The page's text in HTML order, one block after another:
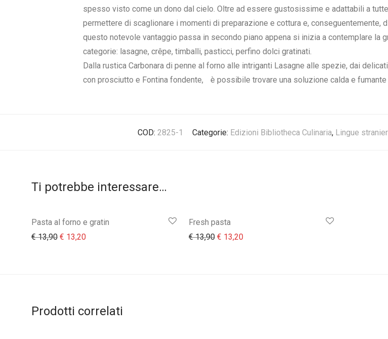
spesso visto come un dono dal cielo. Oltre ad essere gustosissime e adattabili a
permettere di scaglionare i momenti di preparazione e cottura e,
questo notevole vantaggio passa in secondo piano appena si inizia a contemplare la
categorie: lasagne, crêpe, timballi, pasticci, perfino dolci gratinati.
Dalla rustica Carbonara di penne al forno alle intriganti Lasagne alle spezie, dai
con prosciutto e Fontina fondente, è possibile trovare una soluzione calda e fumante
COD: 2825-1 Categorie: Edizioni Bibliotheca Culinaria, Lingue
Ti potrebbe interessare…
Pasta al forno e gratin
€13,90 Il prezzo originale era: € 13,90.
€ 13,20Il prezzo attuale è: € 13,20.
Fresh pasta
€13,90 Il prezzo originale era: € 13,90.
€ 13,20Il prezzo attuale è: € 13,20.
Prodotti correlati